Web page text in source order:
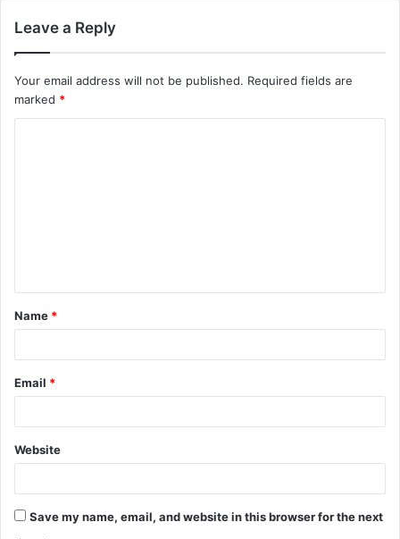
Leave a Reply
Your email address will not be published. Required fields are
marked *
Name *
Email *
Website
Save my name, email, and website in this browser for the next